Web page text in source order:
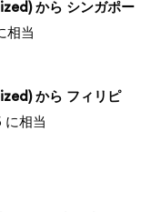
から シンガポー
相当
から フィリピ
に相当